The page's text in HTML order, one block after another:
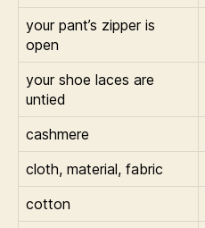
your pant’s zipper is
open
your shoe laces are
untied
cashmere
cloth, material, fabric
cotton